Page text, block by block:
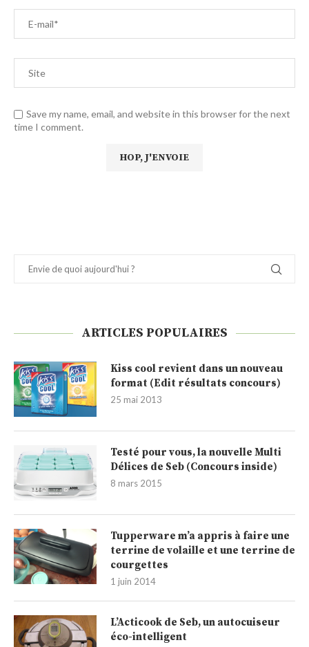
Save my name, email, and website in this browser for the next
time I comment.
ARTICLES POPULAIRES
Kiss cool revient dans un nouveau
format (Edit résultats concours)
25 mai 2013
Testé pour vous, la nouvelle Multi
Délices de Seb (Concours inside)
8 mars 2015
Tupperware m’a appris à faire une
terrine de volaille et une terrine de
courgettes
1 juin 2014
L’Acticook de Seb, un autocuiseur
éco-intelligent